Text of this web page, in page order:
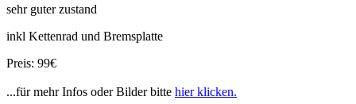
sehr guter zustand
inkl Kettenrad und Bremsplatte
Preis: 99€
...für mehr Infos oder Bilder bitte hier klicken.